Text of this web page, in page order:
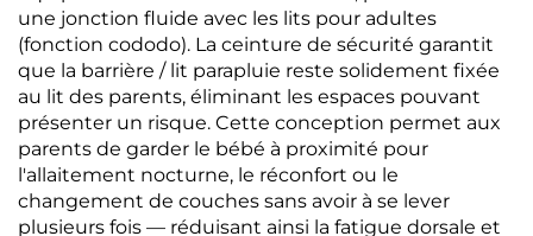
une jonction fluide avec les lits pour adultes
(fonction cododo). La ceinture de sécurité garantit
que la barrière / lit parapluie reste solidement fixée
au lit des parents, éliminant les espaces pouvant
présenter un risque. Cette conception permet aux
parents de garder le bébé à proximité pour
l'allaitement nocturne, le réconfort ou le
changement de couches sans avoir à se lever
plusieurs fois — réduisant ainsi la fatigue dorsale et